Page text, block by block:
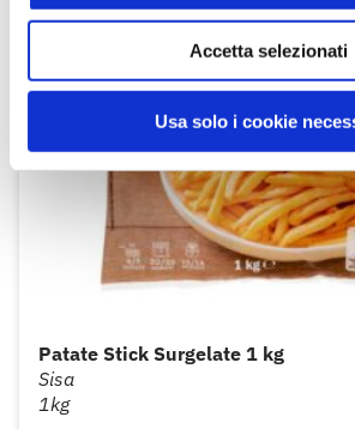
Accetta selezionati
Usa solo i cookie
Patate Stick Surgelate 1 kg
Sisa
1kg